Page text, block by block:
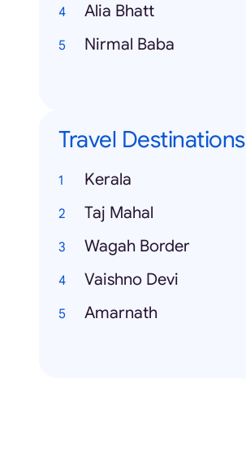
Alia Bhatt
Nirmal Baba
Travel Destinations
Kerala
Taj Mahal
Wagah Border
Vaishno Devi
Amarnath